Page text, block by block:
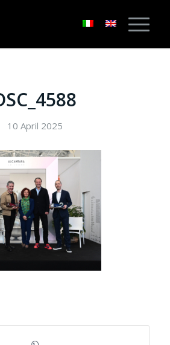
10 April 2025